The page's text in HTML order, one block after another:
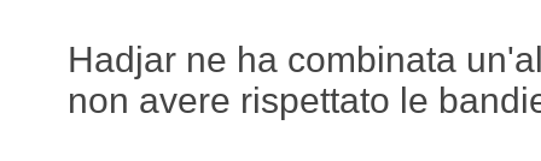
Hadjar ne ha combinata
non avere rispettato le